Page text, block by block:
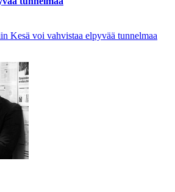
Kesä voi vahvistaa elpyvää tunnelmaa